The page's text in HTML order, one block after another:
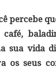
percebe
café,
sua vida
os seus